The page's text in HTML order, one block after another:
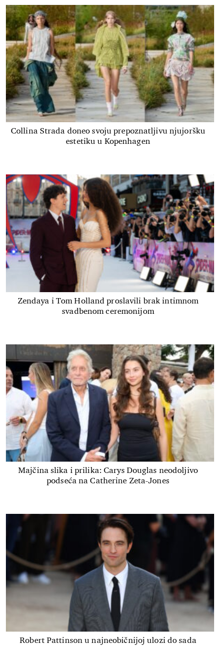
Collina Strada doneo svoju prepoznatljivu njujoršku
estetiku u Kopenhagen
Zendaya i Tom Holland proslavili brak intimnom
svadbenom ceremonijom
Majčina slika i prilika: Carys Douglas neodoljivo
podseća na Catherine Zeta-Jones
Robert Pattinson u najneobičnijoj ulozi do sada